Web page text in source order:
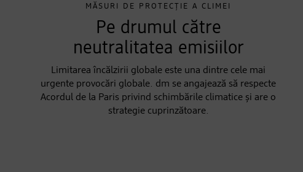
MĂSURI DE PROTECȚIE A CLIMEI
Pe drumul către
neutralitatea emisiilor
Limitarea încălzirii globale este una dintre cele mai
urgente provocări globale. dm se angajează să respecte
Acordul de la Paris privind schimbările climatice și are o
strategie cuprinzătoare.